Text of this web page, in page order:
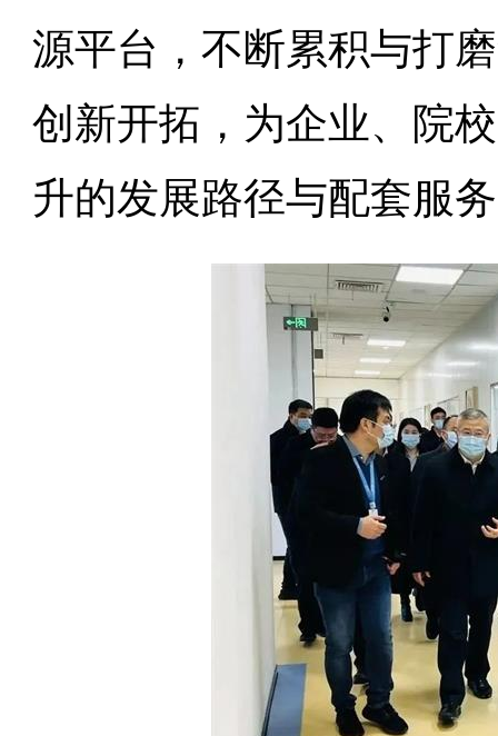
源平台，不断累积与打
创新开拓，为企业、院
升的发展路径与配套服